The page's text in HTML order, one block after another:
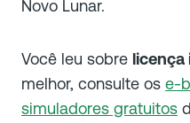
Novo Lunar.
Você leu sobre licença
melhor, consulte os e-
simuladores gratuitos